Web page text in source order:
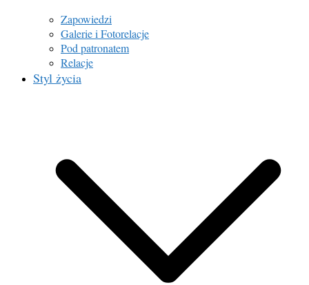
Zapowiedzi
Galerie i Fotorelacje
Pod patronatem
Relacje
Styl życia